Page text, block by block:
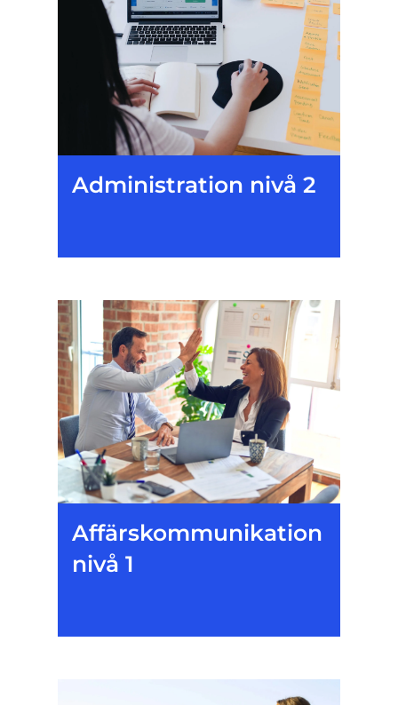
Administration nivå 2
Affärskommunikation
nivå 1